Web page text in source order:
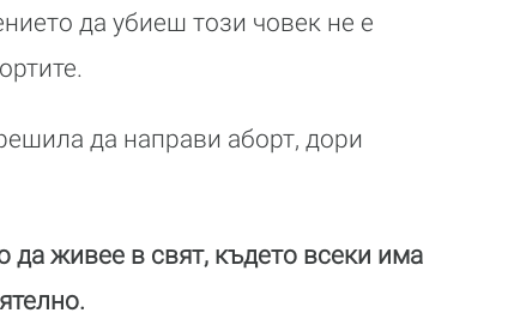
да убиеш този човек не е
да направи аборт, дори
да живее в свят, където всеки има